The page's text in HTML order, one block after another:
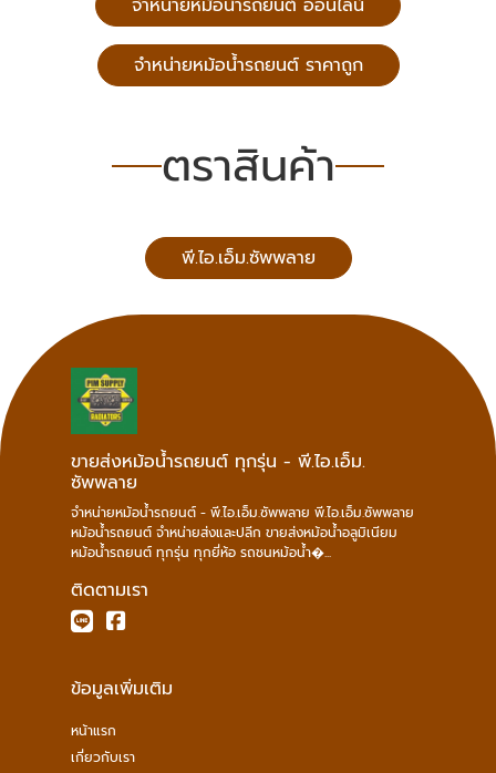
จำหน่ายหม้อน้ำรถยนต์ ออนไลน์
จำหน่ายหม้อน้ำรถยนต์ ราคาถูก
ตราสินค้า
พี.ไอ.เอ็ม.ซัพพลาย
ขายส่งหม้อน้ำรถยนต์ ทุกรุ่น - พี.ไอ.เอ็ม.
ซัพพลาย
จำหน่ายหม้อน้ำรถยนต์ - พี.ไอ.เอ็ม.ซัพพลาย พี.ไอ.เอ็ม.ซัพพลาย
หม้อน้ำรถยนต์ จำหน่ายส่งและปลีก ขายส่งหม้อน้ำอลูมิเนียม
หม้อน้ำรถยนต์ ทุกรุ่น ทุกยี่ห้อ รถชนหม้อน้ำ�...
ติดตามเรา
ข้อมูลเพิ่มเติม
หน้าแรก
เกี่ยวกับเรา